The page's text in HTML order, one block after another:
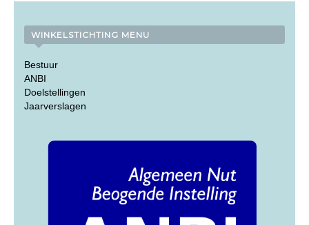
WINKELSTICHTING MENU
Bestuur
ANBI
Doelstellingen
Jaarverslagen